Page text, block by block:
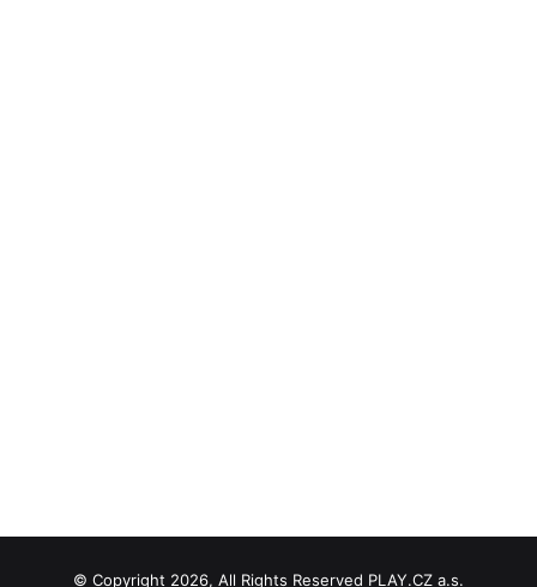
© Copyright 2026, All Rights Reserved PLAY.CZ a.s.